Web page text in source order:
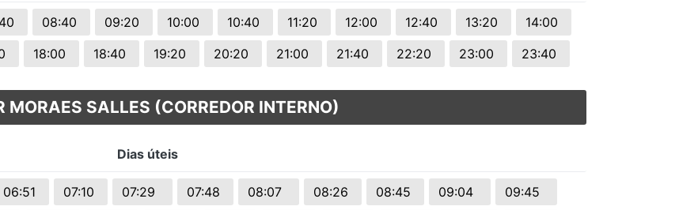
08:40 09:20 10:00 10:40 11:20 12:00 12:40 13:20
14:00
18:00 18:40 19:20 20:20 21:00 21:40 22:20 23:00 23:40
MORAES SALLES (CORREDOR INTERNO)
Dias úteis
06:51 07:10 07:29 07:48 08:07 08:26 08:45 09:04
09:45